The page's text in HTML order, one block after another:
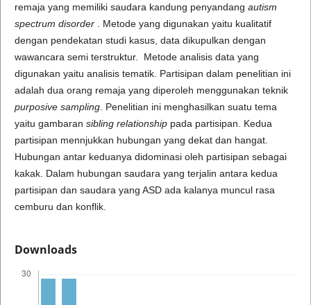
remaja yang memiliki saudara kandung penyandang autism
spectrum disorder. Metode yang digunakan yaitu kualitatif
dengan pendekatan studi kasus, data dikupulkan dengan
wawancara semi terstruktur. Metode analisis data yang
digunakan yaitu analisis tematik. Partisipan dalam penelitian ini
adalah dua orang remaja yang diperoleh menggunakan teknik
purposive sampling. Penelitian ini menghasilkan suatu tema
yaitu gambaran sibling relationshippada partisipan. Kedua
partisipan mennjukkan hubungan yang dekat dan hangat.
Hubungan antar keduanya didominasi oleh partisipan sebagai
kakak. Dalam hubungan saudara yang terjalin antara kedua
partisipan dan saudara yang ASD ada kalanya muncul rasa
cemburu dan konflik.
Downloads